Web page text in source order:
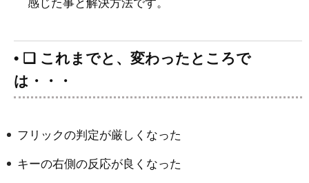
感じた事と解決方法です。
• ❑ これまでと、変わったところで
は・・・
フリックの判定が厳しくなった
キーの右側の反応が良くなった